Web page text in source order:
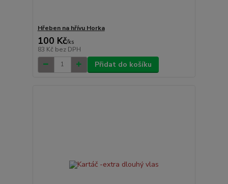
Hřeben na hřívu Horka
100 Kč/ks
83 Kč bez DPH
Přidat do košíku